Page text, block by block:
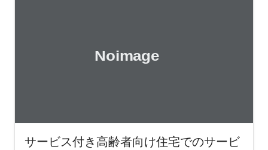
サービス付き高齢者向け住宅でのサービ